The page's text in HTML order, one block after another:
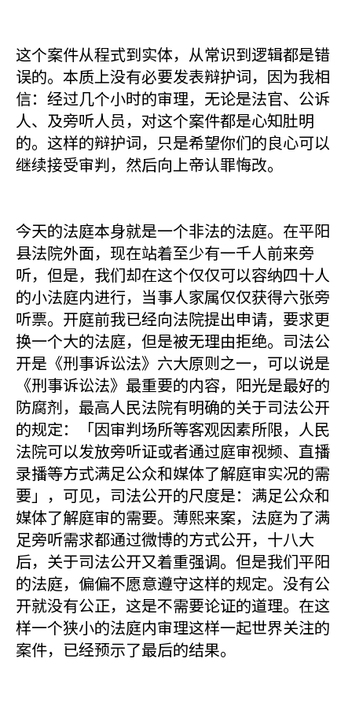
这个案件从程式到实体，从常识到逻辑都是错
误的。本质上没有必要发表辩护词，因为我相
信：经过几个小时的审理，无论是法官、公诉
人、及旁听人员，对这个案件都是心知肚明
的。这样的辩护词，只是希望你们的良心可以
继续接受审判，然后向上帝认罪悔改。
今天的法庭本身就是一个非法的法庭。在平阳
县法院外面，现在站着至少有一千人前来旁
听，但是，我们却在这个仅仅可以容纳四十人
的小法庭内进行，当事人家属仅仅获得六张旁
听票。开庭前我已经向法院提出申请，要求更
换一个大的法庭，但是被无理由拒绝。司法公
开是《刑事诉讼法》六大原则之一，可以说是
《刑事诉讼法》最重要的内容，阳光是最好的
防腐剂，最高人民法院有明确的关于司法公开
的规定：「因审判场所等客观因素所限，人民
法院可以发放旁听证或者通过庭审视频、直播
录播等方式满足公众和媒体了解庭审实况的需
要」，可见，司法公开的尺度是：满足公众和
媒体了解庭审的需要。薄熙来案，法庭为了满
足旁听需求都通过微博的方式公开，十八大
后，关于司法公开又着重强调。但是我们平阳
的法庭，偏偏不愿意遵守这样的规定。没有公
开就没有公正，这是不需要论证的道理。在这
样一个狭小的法庭内审理这样一起世界关注的
案件，已经预示了最后的结果。